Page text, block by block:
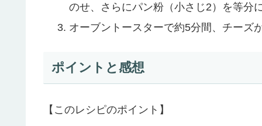
のせ、さらにパン粉（小さじ2）を等分
オーブントースターで約5分間、チーズ
ポイントと感想
【このレシピのポイント】